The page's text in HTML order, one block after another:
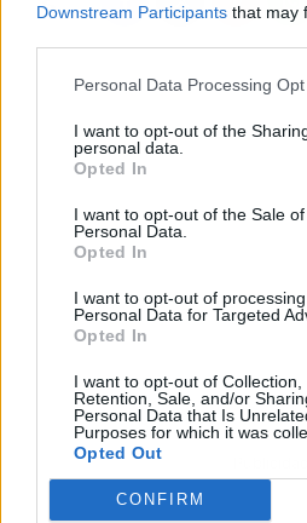
Downstream Participants that may
Personal Data Processing
I want to opt-out of the
personal data.
Opted In
I want to opt-out of the Sale
Personal Data.
Opted In
I want to opt-out of
Personal Data for Targeted
Opted In
I want to opt-out of Collection,
Retention, Sale, and/or
Personal Data that Is
Purposes for which it was
Opted Out
CONFIRM